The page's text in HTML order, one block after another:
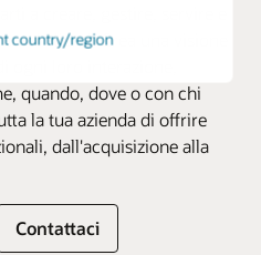
country/region
a creare, gestire, servire e
i clienti. Crea una visione
loro interazione,
quando, dove o con chi
la tua azienda di offrire
dall'acquisizione alla
Contattaci